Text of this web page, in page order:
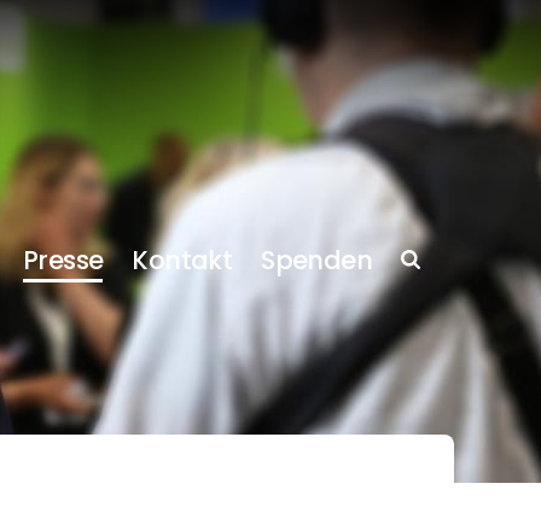
Presse Kontakt Spenden